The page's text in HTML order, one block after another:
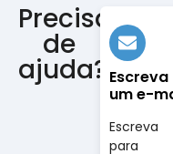
Precisa
de
ajuda? Escreva
um e-
Escreva
para